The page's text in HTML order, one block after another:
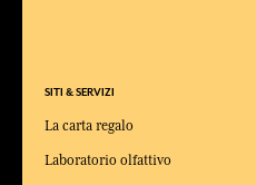
SITI & SERVIZI
La carta regalo
Laboratorio olfattivo